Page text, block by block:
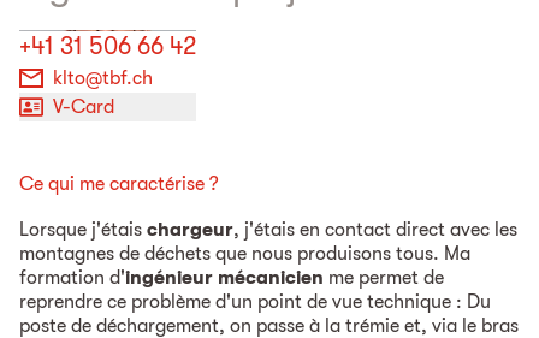
+41 31 506 66 42
klto@tbf.ch
V-Card
Ce qui me caractérise ?
Lorsque j'étais chargeur, j'étais en contact direct avec les
montagnes de déchets que nous produisons tous. Ma
formation d'ingénieur mécanicien me permet de
reprendre ce problème d'un point de vue technique : Du
poste de déchargement, on passe à la trémie et, via le bras